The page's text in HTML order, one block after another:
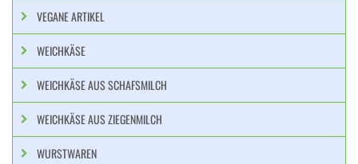
VEGANE ARTIKEL
WEICHKÄSE
WEICHKÄSE AUS SCHAFSMILCH
WEICHKÄSE AUS ZIEGENMILCH
WURSTWAREN